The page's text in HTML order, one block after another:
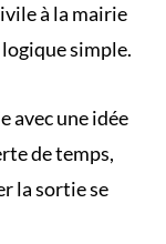
à la mairie
simple.
avec une idée
de temps,
la sortie se